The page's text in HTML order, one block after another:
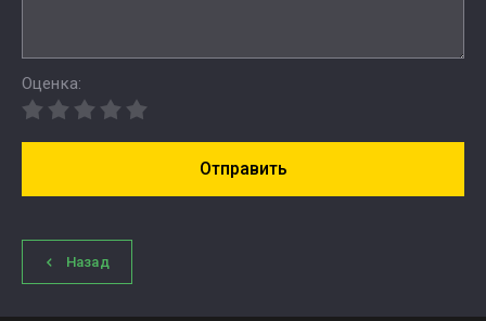
Оценка:
Отправить
Назад